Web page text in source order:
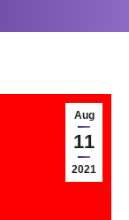
Aug
11
2021